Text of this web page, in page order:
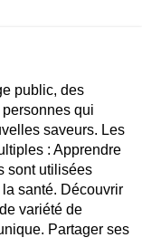
public, des
qui
saveurs. Les
: Apprendre
sont utilisées
santé. Découvrir
variété de
Partager ses